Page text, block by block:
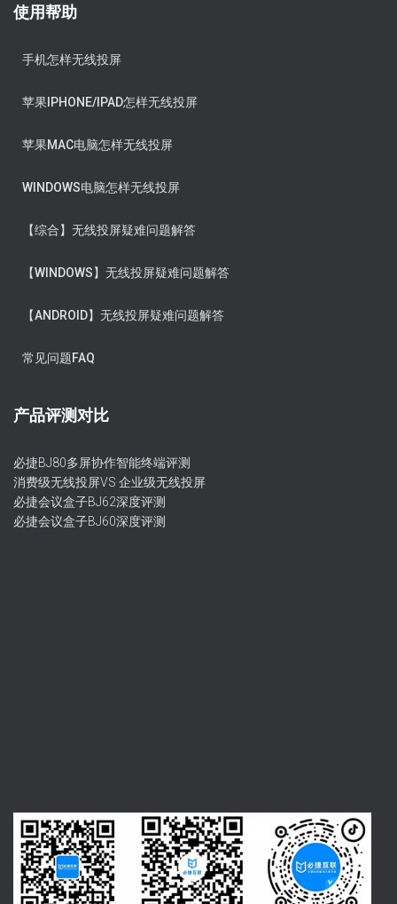
使用帮助
手机怎样无线投屏
苹果IPHONE/IPAD怎样无线投屏
苹果MAC电脑怎样无线投屏
WINDOWS电脑怎样无线投屏
【综合】无线投屏疑难问题解答
【WINDOWS】无线投屏疑难问题解答
【ANDROID】无线投屏疑难问题解答
常见问题FAQ
产品评测对比
必捷BJ80多屏协作智能终端评测
消费级无线投屏VS 企业级无线投屏
必捷会议盒子BJ62深度评测
必捷会议盒子BJ60深度评测